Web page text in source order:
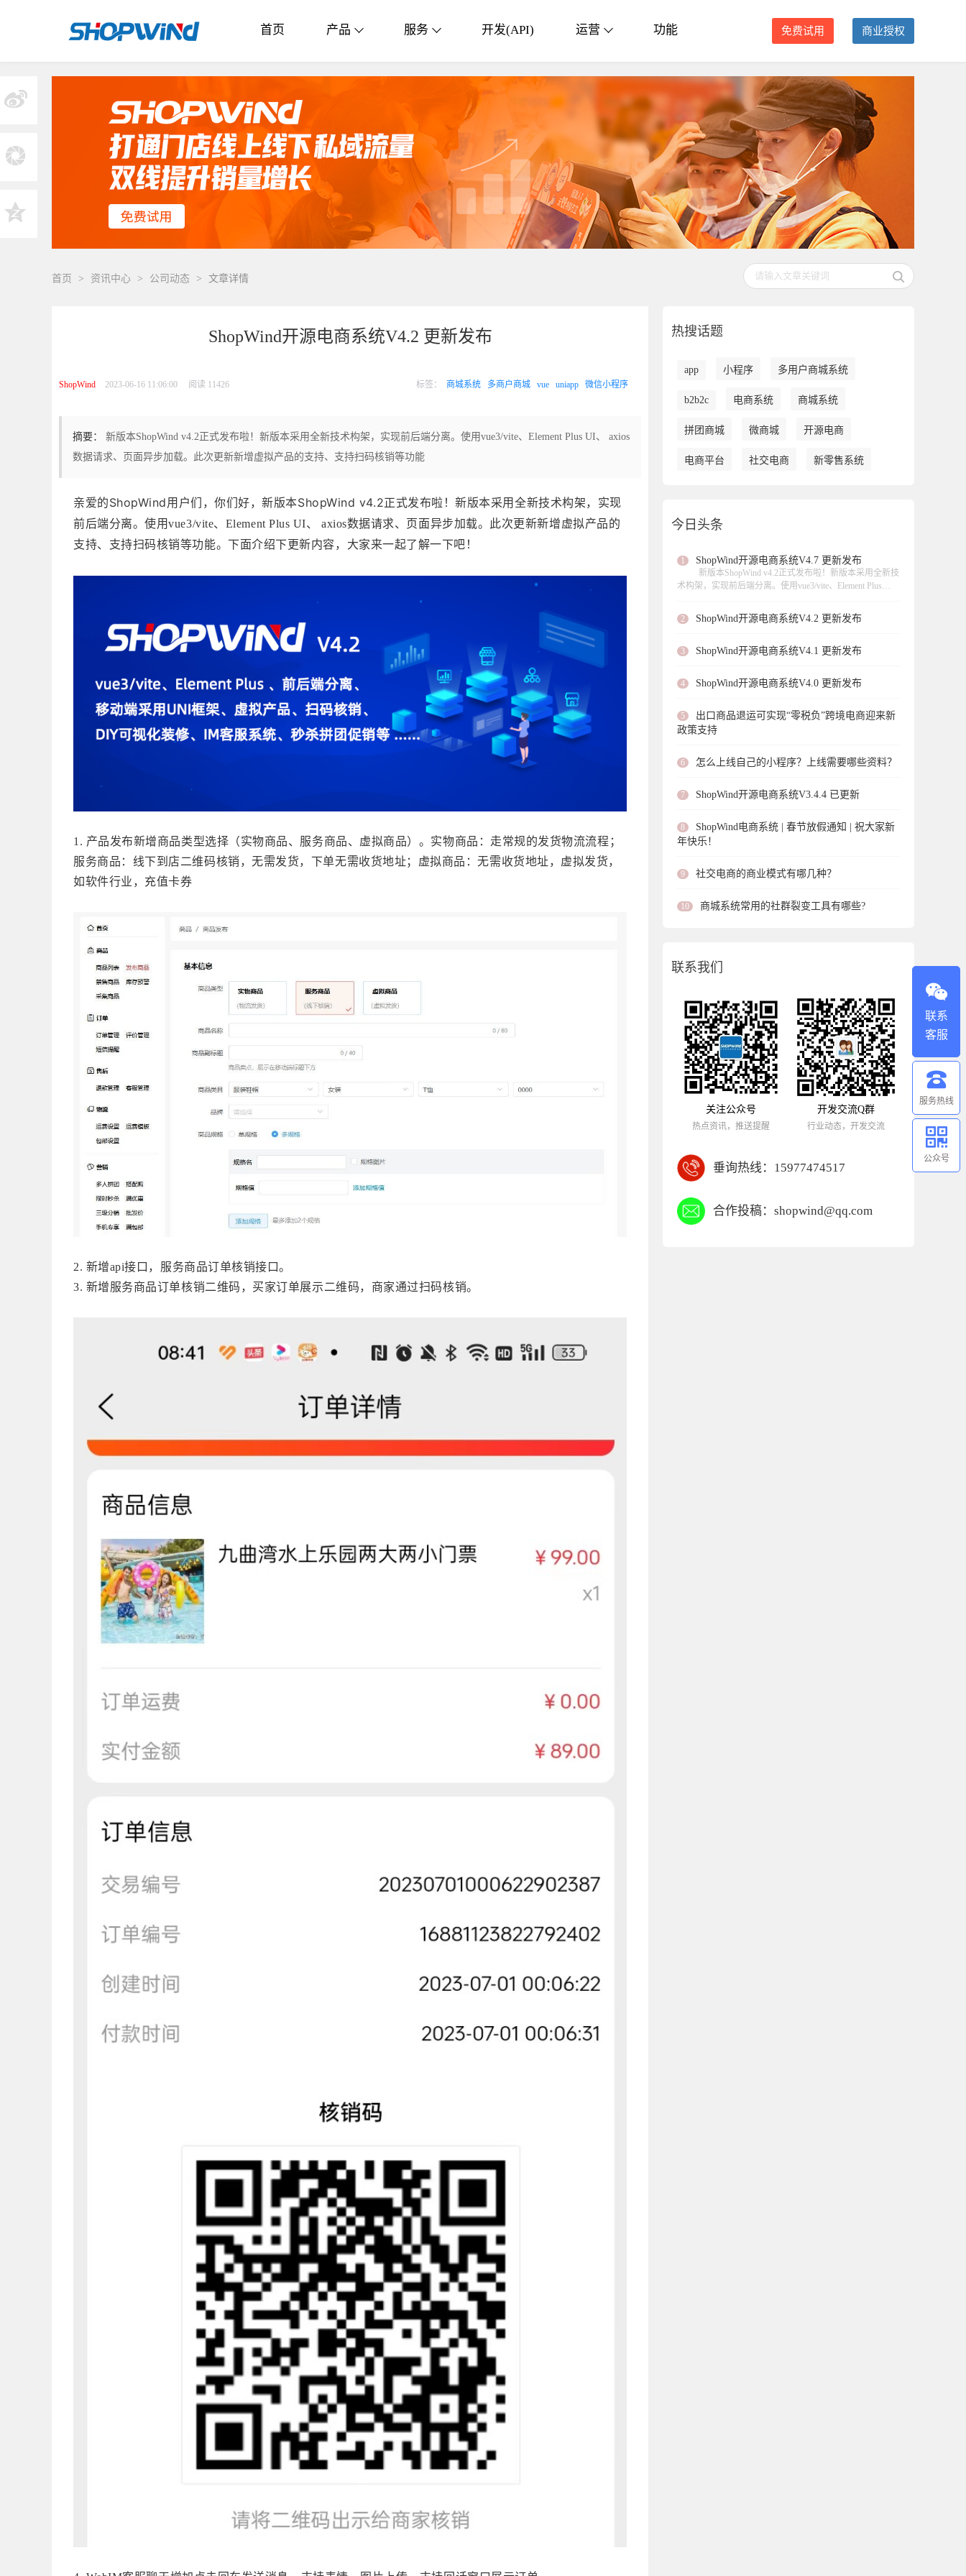
首页 产品 服务 开发(API) 运营 功能 免费试用 商业授权
首页 > 资讯中心 > 公司动态 > 文章详情
ShopWind开源电商系统V4.2 更新发布
ShopWind 2023-06-16 11:06:00 阅读 11426 标签： 商城系统 多商户商城 vue uniapp 微信小程序
摘要：
新版本ShopWind v4.2正式发布啦！新版本采用全新技术构架，实现前后端分离。使用vue3/vite、Element Plus UI、 axios
数据请求、页面异步加载。此次更新新增虚拟产品的支持、支持扫码核销等功能
亲爱的ShopWind用户们，你们好，新版本ShopWind v4.2正式发布啦！新版本采用全新技术构架，实现
前后端分离。使用vue3/vite、Element Plus UI、 axios数据请求、页面异步加载。此次更新新增虚拟产品的
支持、支持扫码核销等功能。下面介绍下更新内容， 大家来一起了解一下吧！
1. 产品发布新增商品类型选择（实物商品、服务商品、虚拟商品）。实物商品：走常规的发货物流流程；
服务商品：线下到店二维码核销，无需发货，下单无需收货地址；虚拟商品：无需收货地址，虚拟发货，
如软件行业，充值卡券
2. 新增api接口， 服务商品订单核销接口。
3. 新增服务商品订单核销二维码，买家订单展示二维码，商家通过扫码核销。
热搜话题
app 小程序 多用户商城系统
b2b2c 电商系统 商城系统
拼团商城 微商城 开源电商
电商平台 社交电商 新零售系统
今日头条
1 ShopWind开源电商系统V4.7 更新发布
新版本ShopWind v4.2正式发布啦！新版本采用全新技
术构架，实现前后端分离。使用vue3/vite、Element Plus
品的支持、支持扫码核销等功能，，修复了不少功能模块
2 ShopWind开源电商系统V4.2 更新发布
3 ShopWind开源电商系统V4.1 更新发布
4 ShopWind开源电商系统V4.0 更新发布
5
出口商品退运可实现“零税负”跨境电商迎来新
政策支持
6 怎么上线自己的小程序？上线需要哪些资料？
7 ShopWind开源电商系统V3.4.4 已更新
8
ShopWind电商系统 | 春节放假通知 | 祝大家新
年快乐！
9 社交电商的商业模式有哪几种？
10 商城系统常用的社群裂变工具有哪些?
联系我们
关注公众号
热点资讯，推送提醒
开发交流Q群
行业动态，开发交流
垂询热线： 15977474517
合作投稿： shopwind@qq.com
联系
客服
服务热线
公众号